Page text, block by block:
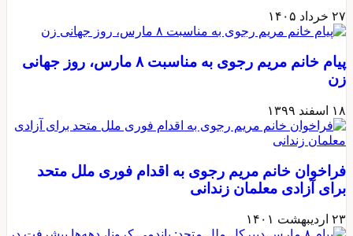
۱۴۰۵
پيام خانم مريم رجوی به مناسبت ۸ مارس، روز جهانی
۱۳۹۹
خانم مریم رجوی به اقدام فوری ملل متحد
آزادی معلمان زندانی
۱۴۰۱